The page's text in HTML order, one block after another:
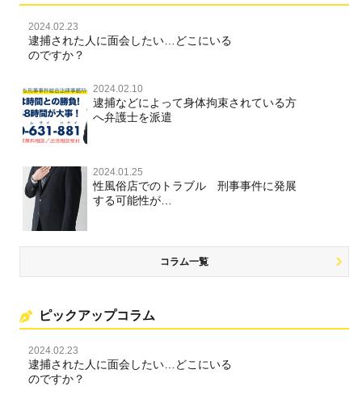
2024.02.23
逮捕された人に面会したい…どこにいる
のですか？
2024.02.10
逮捕などによって身体拘束されている方
へ弁護士を派遣
2024.01.25
性風俗店でのトラブル 刑事事件に発展
する可能性が…
コラム一覧
ピックアップコラム
2024.02.23
逮捕された人に面会したい…どこにいる
のですか？